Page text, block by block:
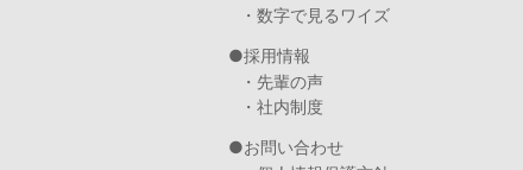
・数字で見るワイズ
採用情報
・先輩の声
・社内制度
お問い合わせ